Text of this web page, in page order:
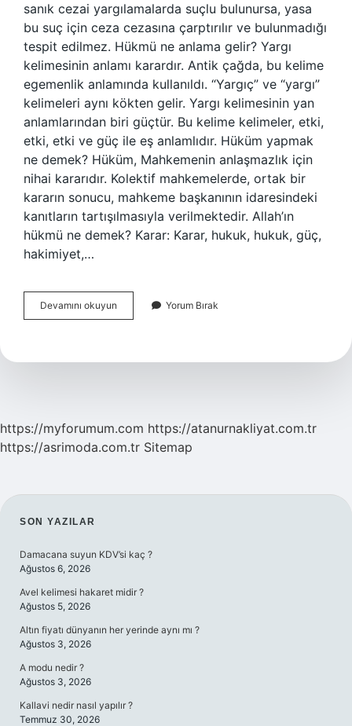
sanık cezai yargılamalarda suçlu bulunursa, yasa
bu suç için ceza cezasına çarptırılır ve bulunmadığı
tespit edilmez. Hükmü ne anlama gelir? Yargı
kelimesinin anlamı karardır. Antik çağda, bu kelime
egemenlik anlamında kullanıldı. “Yargıç” ve “yargı”
kelimeleri aynı kökten gelir. Yargı kelimesinin yan
anlamlarından biri güçtür. Bu kelime kelimeler, etki,
etki, etki ve güç ile eş anlamlıdır. Hüküm yapmak
ne demek? Hüküm, Mahkemenin anlaşmazlık için
nihai kararıdır. Kolektif mahkemelerde, ortak bir
kararın sonucu, mahkeme başkanının idaresindeki
kanıtların tartışılmasıyla verilmektedir. Allah’ın
hükmü ne demek? Karar: Karar, hukuk, hukuk, güç,
hakimiyet,…
Devamını okuyun
Ne
Yorum Bırak
https://myforumum.com https://atanurnakliyat.com.tr
https://asrimoda.com.tr Sitemap
SIDEBAR
SON YAZILAR
Damacana suyun KDV’si kaç ?
Ağustos 6, 2026
Avel kelimesi hakaret midir ?
Ağustos 5, 2026
Altın fiyatı dünyanın her yerinde aynı mı ?
Ağustos 3, 2026
A modu nedir ?
Ağustos 3, 2026
Kallavi nedir nasıl yapılır ?
Temmuz 30, 2026